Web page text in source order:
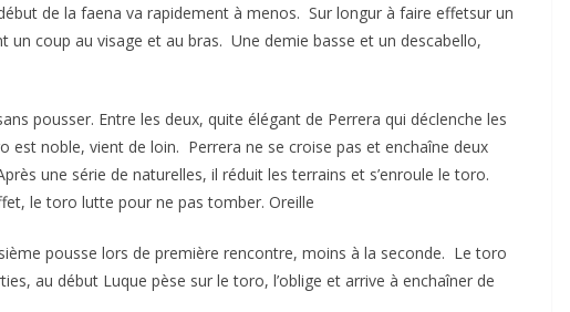
de la faena va rapidement à menos. Sur longur à faire effetsur un
un coup au visage et au bras. Une demie basse et un descabello,
pousser. Entre les deux, quite élégant de Perrera qui déclenche les
noble, vient de loin. Perrera ne se croise pas et enchaîne deux
une série de naturelles, il réduit les terrains et s’enroule le toro.
le toro lutte pour ne pas tomber. Oreille
pousse lors de première rencontre, moins à la seconde. Le toro
au début Luque pèse sur le toro, l’oblige et arrive à enchaîner de
2026
Castelnau
ACTUALITÉS TAURINES
CHRONIQUES TAURINES 2026
ultimes émotions
18/06/2026 Olivier Castelnau